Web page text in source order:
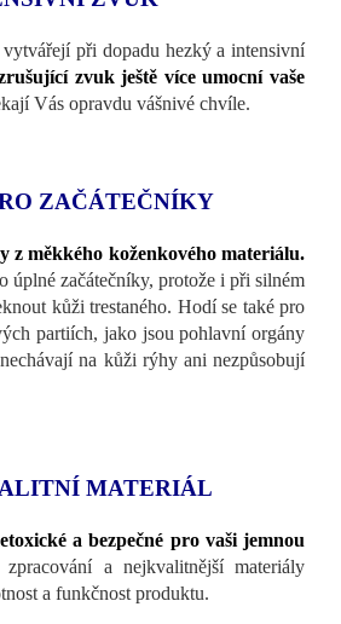
při dopadu hezký a intensivní
zvuk ještě více umocní vaše
Vás opravdu vášnivé chvíle.
ZAČÁTEČNÍKY
z měkkého koženkového materiálu.
úplné začátečníky, protože i při silném
kůži trestaného. Hodí se také pro
partiích, jako jsou pohlavní orgány
na kůži rýhy ani nezpůsobují
MATERIÁL
a bezpečné pro vaši jemnou
a nejkvalitnější materiály
a funkčnost produktu.